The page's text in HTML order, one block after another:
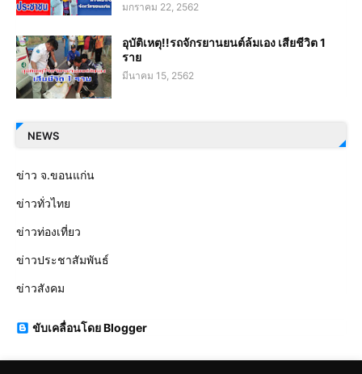
มกราคม 22, 2562
อุบัติเหตุ!!รถจักรยานยนต์ล้มเอง เสียชีวิต 1
ราย
มีนาคม 15, 2562
NEWS
ข่าว จ.ขอนแก่น
ข่าวทั่วไทย
ข่าวท่องเที่ยว
ข่าวประชาสัมพันธ์
ข่าวสังคม
ขับเคลื่อนโดย Blogger